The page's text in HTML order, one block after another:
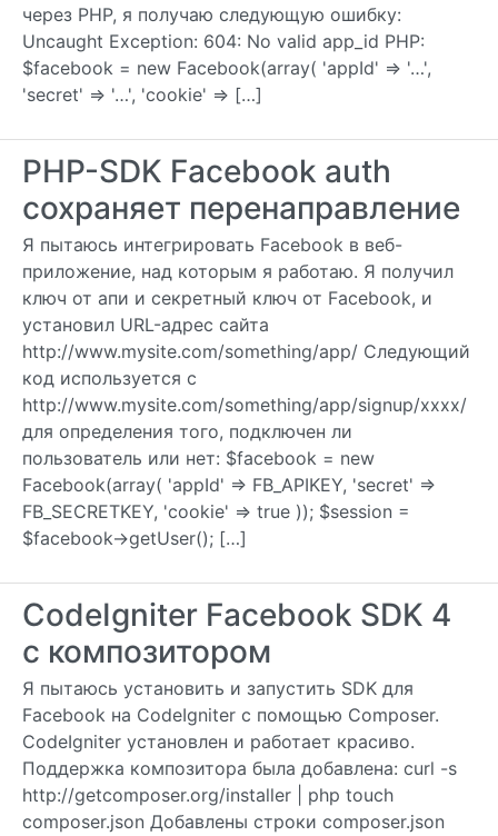
через PHP, я получаю следующую ошибку:
Uncaught Exception: 604: No valid app_id PHP:
$facebook = new Facebook(array( 'appId' => '…',
'secret' => '…', 'cookie' => […]
PHP-SDK Facebook auth
сохраняет перенаправление
Я пытаюсь интегрировать Facebook в веб-
приложение, над которым я работаю. Я получил
ключ от апи и секретный ключ от Facebook, и
установил URL-адрес сайта
http://www.mysite.com/something/app/ Следующий
код используется с
http://www.mysite.com/something/app/signup/xxxx/
для определения того, подключен ли
пользователь или нет: $facebook = new
Facebook(array( 'appId' => FB_APIKEY, 'secret' =>
FB_SECRETKEY, 'cookie' => true )); $session =
$facebook->getUser(); […]
CodeIgniter Facebook SDK 4
с композитором
Я пытаюсь установить и запустить SDK для
Facebook на CodeIgniter с помощью Composer.
CodeIgniter установлен и работает красиво.
Поддержка композитора была добавлена: curl -s
http://getcomposer.org/installer | php touch
composer.json Добавлены строки composer.json